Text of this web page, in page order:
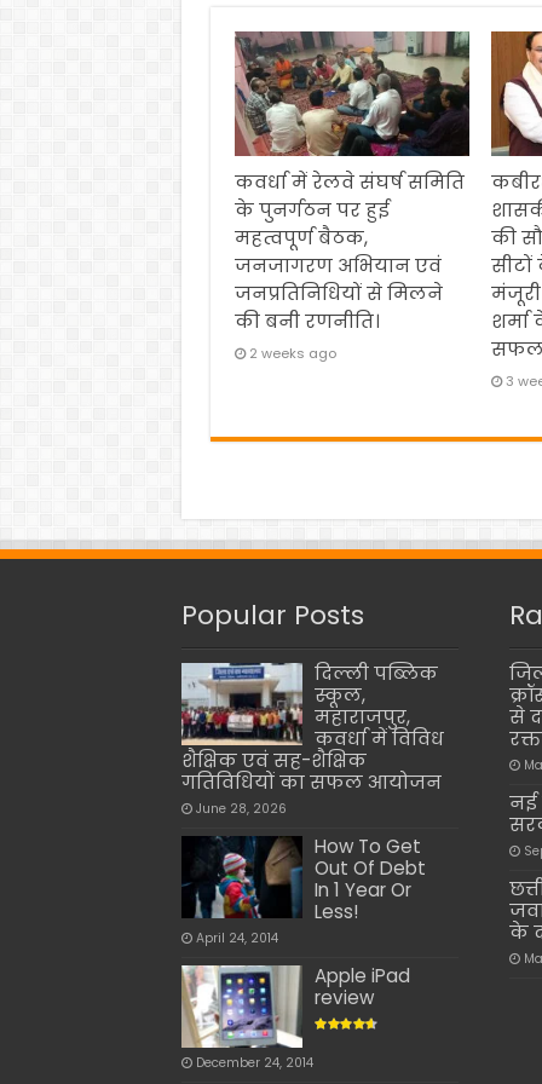
कवर्धा में रेलवे संघर्ष समिति
के पुनर्गठन पर हुई
महत्वपूर्ण बैठक,
जनजागरण अभियान एवं
जनप्रतिनिधियों से मिलने
की बनी रणनीति।
2 weeks ago
की
शर्मा
3
Popular Posts
दिल्ली पब्लिक
स्कूल,
महाराजपुर,
कवर्धा में विविध
शैक्षिक एवं सह-शैक्षिक
गतिविधियों का सफल आयोजन
June 28, 2026
How To Get
Out Of Debt
In 1 Year Or
Less!
April 24, 2014
Apple iPad
review
December 24, 2014
से
नई
के